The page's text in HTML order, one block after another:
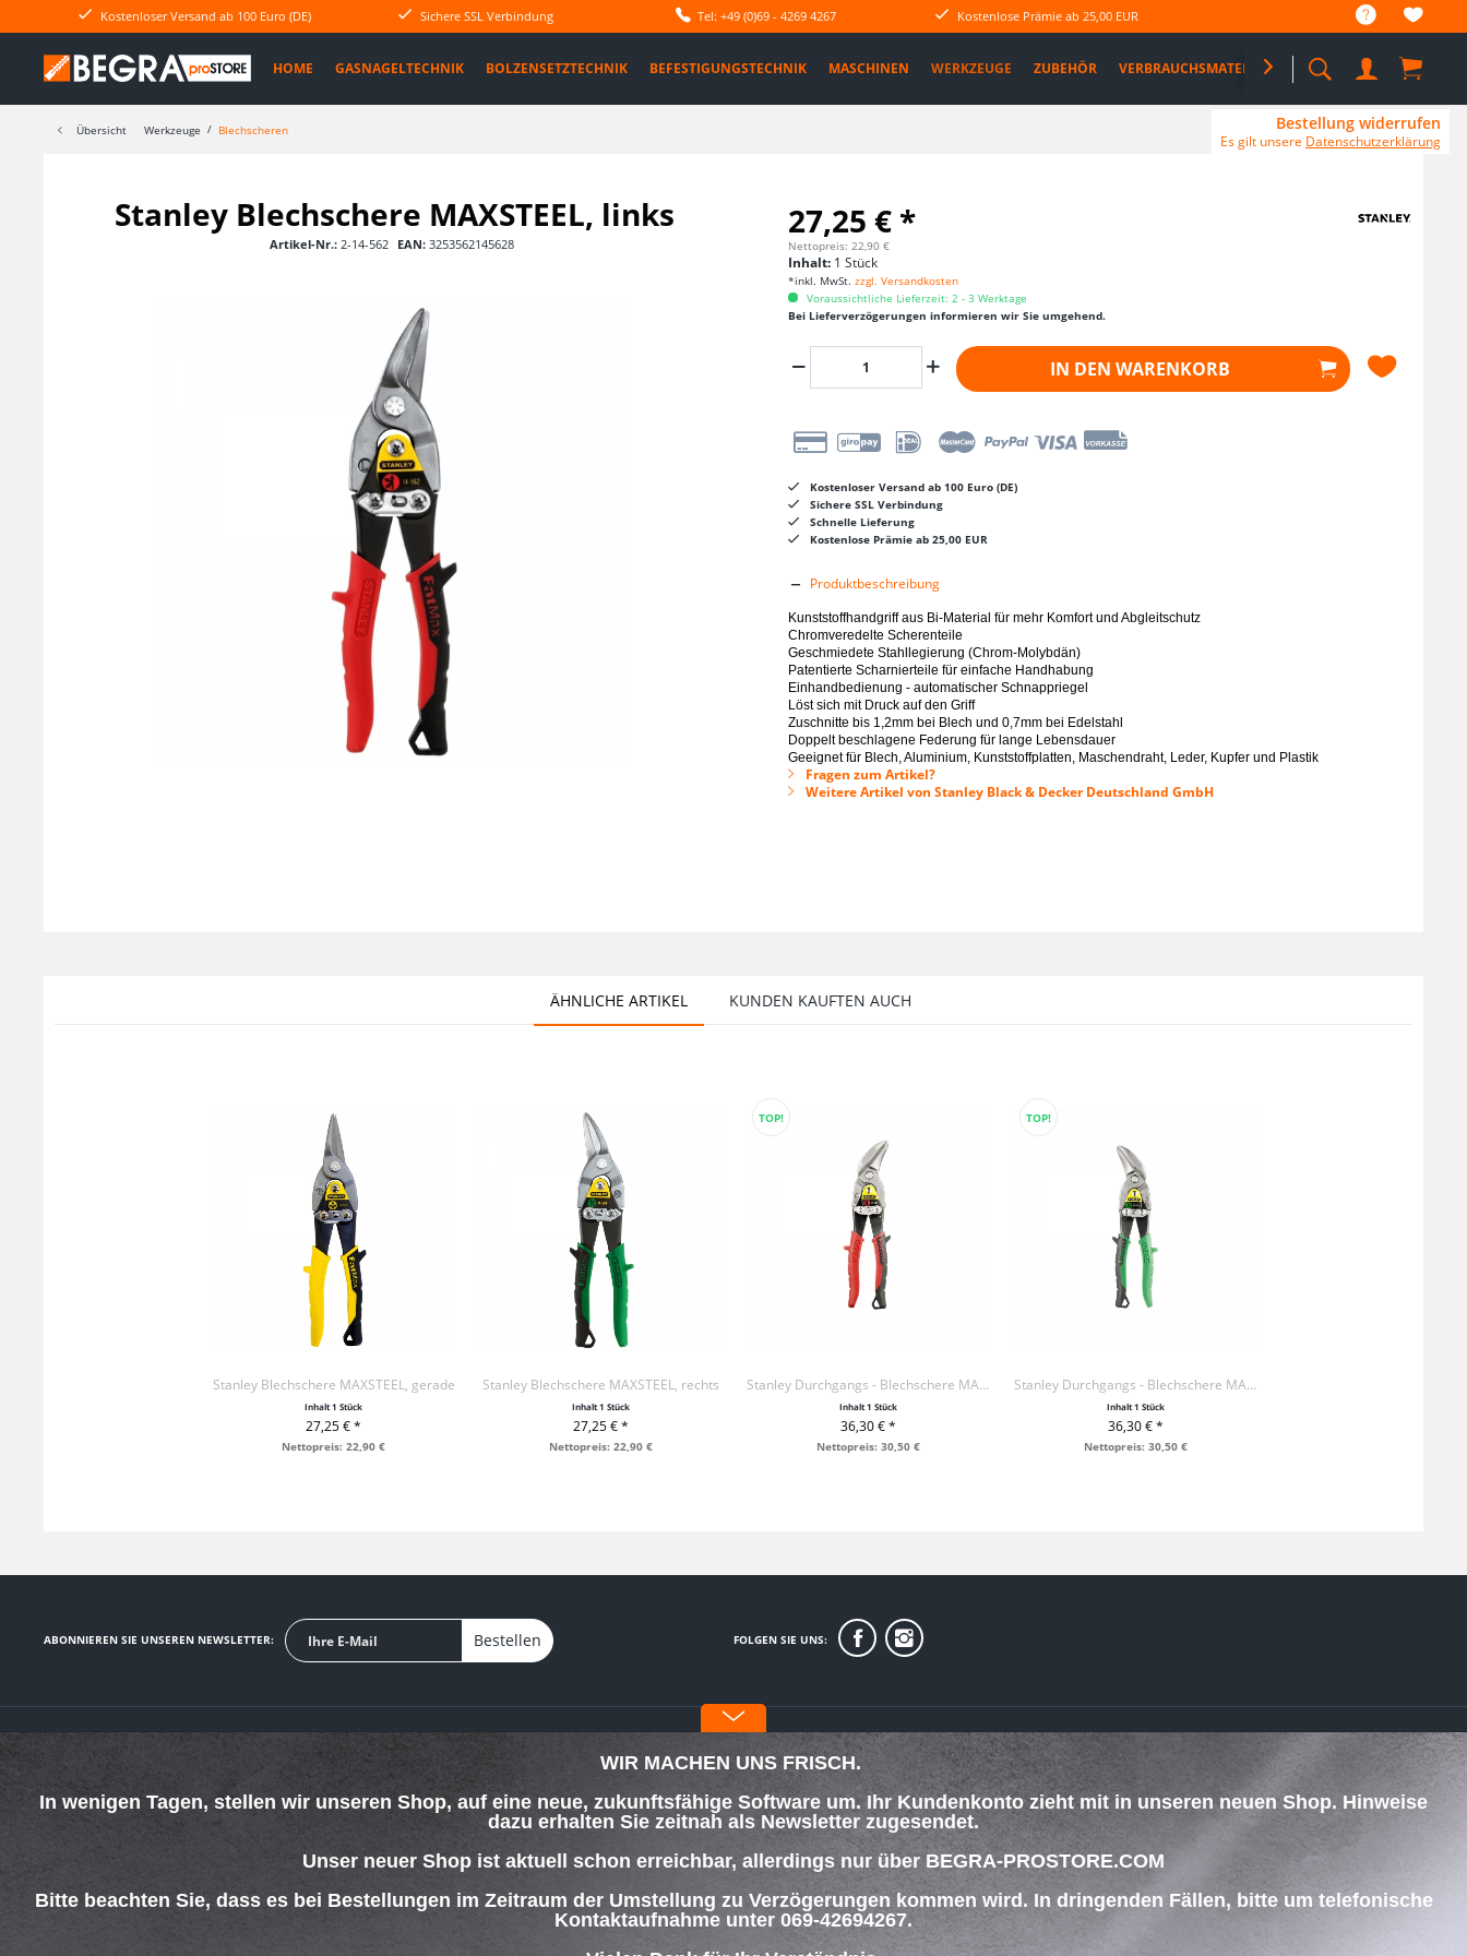
Kostenloser Versand ab 100 Euro (DE) Sichere SSL Verbindung Tel: +49 (0)69 - 4269 4267 Kostenlose Prämie ab 25,00 EUR
HOME GASNAGELTECHNIK BOLZENSETZTECHNIK BEFESTIGUNGSTECHNIK MASCHINEN WERKZEUGE ZUBEHÖR VERBRAUCHSMATERIAL %SALE% PRO DEALS

Übersicht Werkzeuge Blechscheren
Stanley Blechschere MAXSTEEL, links
Artikel-Nr.: 2-14-562 EAN: 3253562145628
27,25 € *
Nettopreis: 22,90 €
Inhalt: 1 Stück
*inkl. MwSt. zzgl. Versandkosten
Voraussichtliche Lieferzeit: 2 - 3 Werktage
Bei Lieferverzögerungen informieren wir Sie umgehend.
IN DEN WARENKORB
Kostenloser Versand ab 100 Euro (DE)
Sichere SSL Verbindung
Schnelle Lieferung
Kostenlose Prämie ab 25,00 EUR
Produktbeschreibung
Kunststoffhandgriff aus Bi-Material für mehr Komfort und Abgleitschutz
Chromveredelte Scherenteile
Geschmiedete Stahllegierung (Chrom-Molybdän)
Patentierte Scharnierteile für einfache Handhabung
Einhandbedienung - automatischer Schnappriegel
Löst sich mit Druck auf den Griff
Zuschnitte bis 1,2mm bei Blech und 0,7mm bei Edelstahl
Doppelt beschlagene Federung für lange Lebensdauer
Geeignet für Blech, Aluminium, Kunststoffplatten, Maschendraht, Leder, Kupfer und Plastik
Fragen zum Artikel?
Weitere Artikel von Stanley Black & Decker Deutschland GmbH
ÄHNLICHE ARTIKEL KUNDEN KAUFTEN AUCH
Stanley Blechschere MAXSTEEL, gerade
Inhalt1 Stück
27,25 € *
+ IN DEN WARENKORB
Nettopreis: 22,90 €
Stanley Blechschere MAXSTEEL, rechts
Inhalt1 Stück
27,25 € *
+ IN DEN WARENKORB
Nettopreis: 22,90 €
TOP!
Stanley Durchgangs - Blechschere MAXSTEEL, links
Inhalt1 Stück
36,30 € *
+ IN DEN WARENKORB
Nettopreis: 30,50 €
TOP!
Stanley Durchgangs - Blechschere MAXSTEEL, rechts
Inhalt1 Stück
36,30 € *
+ IN DEN WARENKORB
Nettopreis: 30,50 €
ABONNIEREN SIE UNSEREN NEWSLETTER: Bestellen FOLGEN SIE UNS:
WIR MACHEN UNS FRISCH.
In wenigen Tagen, stellen wir unseren Shop, auf eine neue, zukunftsfähige Software um. Ihr Kundenkonto zieht mit in unseren neuen Shop. Hinweise
dazu erhalten Sie zeitnah als Newsletter zugesendet.
Unser neuer Shop ist aktuell schon erreichbar, allerdings nur über BEGRA-PROSTORE.COM
Bitte beachten Sie, dass es bei Bestellungen im Zeitraum der Umstellung zu Verzögerungen kommen wird. In dringenden Fällen, bitte um telefonische
Kontaktaufnahme unter 069-42694267.
SERVICE HOTLINE
Telefonische Unterstützung und Beratung unter:
069 - 4269 4267
Mo-Do. 08:00 - 15:00 Uhr
SHOP SERVICE
Defektes Produkt
Verpackungsentsorgung
Rückgabe
Batterieentsorgung
INFORMATIONEN
Über uns
Datenschutz
Impressum
ZAHLUNG & VERSAND
Bestellung widerrufen
Es gilt unsere Datenschutzerklärung